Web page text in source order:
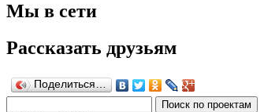
Мы в сети
Рассказать друзьям
Поделиться…